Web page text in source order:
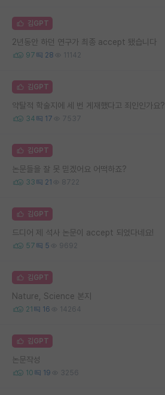
김GPT
2년동안 하던 연구가 최종 accept 됐습니다
97 28 11142
김GPT
약탈적 학술지에 세 번 게재했다고 죄인인가요?
34 17 7537
김GPT
논문들을 잘 못 믿겠어요 어떡하죠?
33 21 8722
김GPT
드디어 제 석사 논문이 accept 되었다네요!
57 5 9692
김GPT
Nature, Science 본지
21 16 14264
김GPT
논문작성
10 19 3256